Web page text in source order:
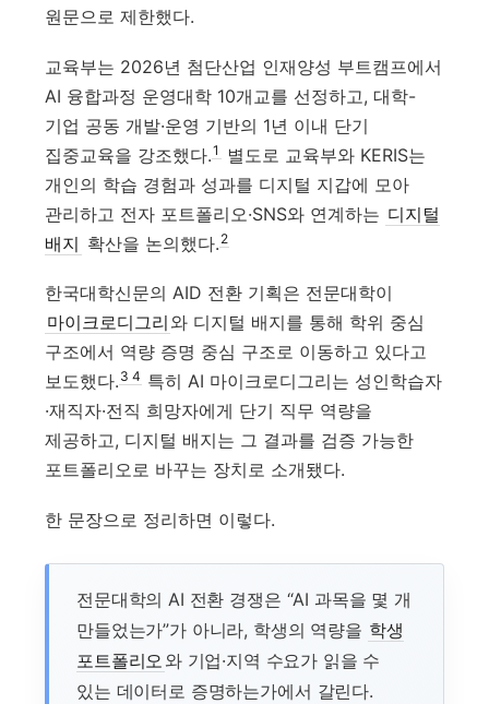
원문으로 제한했다.
교육부는 2026년 첨단산업 인재양성 부트캠프에서
AI 융합과정 운영대학 10개교를 선정하고, 대학-
기업 공동 개발·운영 기반의 1년 이내 단기
집중교육을 강조했다.1 별도로 교육부와 KERIS는
개인의 학습 경험과 성과를 디지털 지갑에 모아
관리하고 전자 포트폴리오·SNS와 연계하는 디지털
배지 확산을 논의했다. 2
한국대학신문의 AID 전환 기획은 전문대학이
마이크로디그리 와 디지털 배지를 통해 학위 중심
구조에서 역량 증명 중심 구조로 이동하고 있다고
보도했다.3 4 특히 AI 마이크로디그리는 성인학습자
·재직자·전직 희망자에게 단기 직무 역량을
제공하고, 디지털 배지는 그 결과를 검증 가능한
포트폴리오로 바꾸는 장치로 소개됐다.
한 문장으로 정리하면 이렇다.
전문대학의 AI 전환 경쟁은 “AI 과목을 몇 개
만들었는가”가 아니라, 학생의 역량을 학생
포트폴리오 와 기업·지역 수요가 읽을 수
있는 데이터로 증명하는가에서 갈린다.